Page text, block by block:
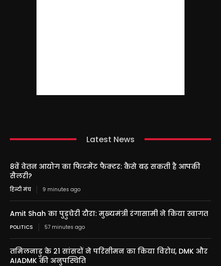
Latest News
8वें वेतन आयोग का फिटमेंट फैक्टर: कैसे बढ़ सकती है आपकी
सैलरी?
हिन्दी मंच 9 minutes ago
Amit Shah का पुडुचेरी दौरा: मुख्यमंत्री रंगासामी ने किया स्वागत
POLITICS 57 minutes ago
तमिलनाडु के 21 सांसदों ने परिसीमन का किया विरोध, DMK और
AIADMK की अनुपस्थिति